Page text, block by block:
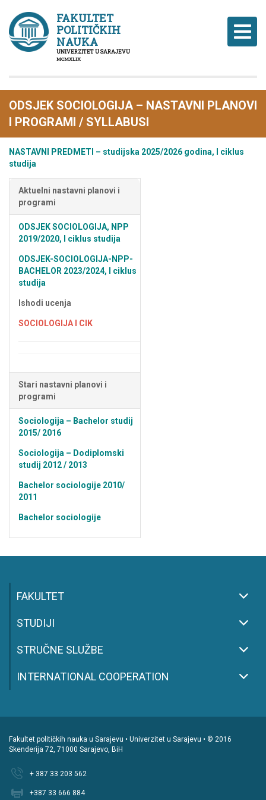
FAKULTET
POLITIČKIH
NAUKA
UNIVERZITET U SARAJEVU
MCMXLIX
ODSJEK SOCIOLOGIJA – NASTAVNI PLANOVI
I PROGRAMI / SYLLABUSI
NASTAVNI PREDMETI – studijska 2025/2026 godina, I ciklus
studija
Aktuelni nastavni planovi i
programi
ODSJEK SOCIOLOGIJA, NPP
2019/2020, I ciklus studija
ODSJEK-SOCIOLOGIJA-NPP-
BACHELOR 2023/2024, I ciklus
studija
Ishodi ucenja
SOCIOLOGIJA I CIK
Stari nastavni planovi i
programi
Sociologija – Bachelor studij
2015/ 2016
Sociologija – Dodiplomski
studij 2012 / 2013
Bachelor sociologije 2010/
2011
Bachelor sociologije
FAKULTET
STUDIJI
STRUČNE SLUŽBE
INTERNATIONAL COOPERATION
Fakultet političkih nauka u Sarajevu • Univerzitet u Sarajevu • © 2016
Skenderija 72, 71000 Sarajevo, BiH
+ 387 33 203 562
+387 33 666 884